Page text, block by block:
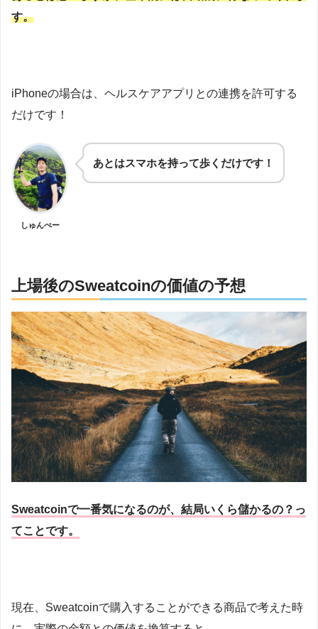
す。
iPhoneの場合は、ヘルスケアアプリとの連携を許可する
だけです！
しゅんぺー
あとはスマホを持って歩くだけです！
上場後のSweatcoinの価値の予想
Sweatcoinで一番気になるのが、結局いくら儲かるの？っ
てことです。
現在、Sweatcoinで購入することができる商品で考えた時